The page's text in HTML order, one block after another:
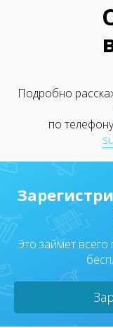
Подробно
по
Это займет